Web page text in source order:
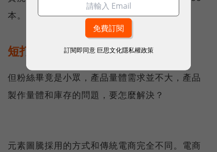
本。
短打限量策略，解決庫存問題
但粉絲畢竟是小眾，產品量體需求並不大，產品
製作量體和庫存的問題，要怎麼解決？
元素圖騰採用的方式和傳統電商完全不同。電商
訂閱即同意 巨思文化隱私權政策